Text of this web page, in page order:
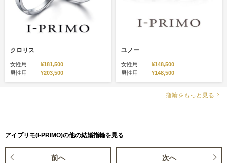
クロリス
女性用
¥181,500
男性用
¥203,500
ユノー
女性用
¥148,500
男性用
¥148,500
指輪をもっと見る
アイプリモ(I-PRIMO)の他の結婚指輪を見る
前へ 次へ